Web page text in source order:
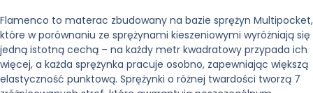
Flamenco to materac zbudowany na bazie sprężyn Multipocket,
które w porównaniu ze sprężynami kieszeniowymi wyróżniają się
jedną istotną cechą – na każdy metr kwadratowy przypada ich
więcej, a każda sprężynka pracuje osobno, zapewniając większą
elastyczność punktową. Sprężynki o różnej twardości tworzą 7